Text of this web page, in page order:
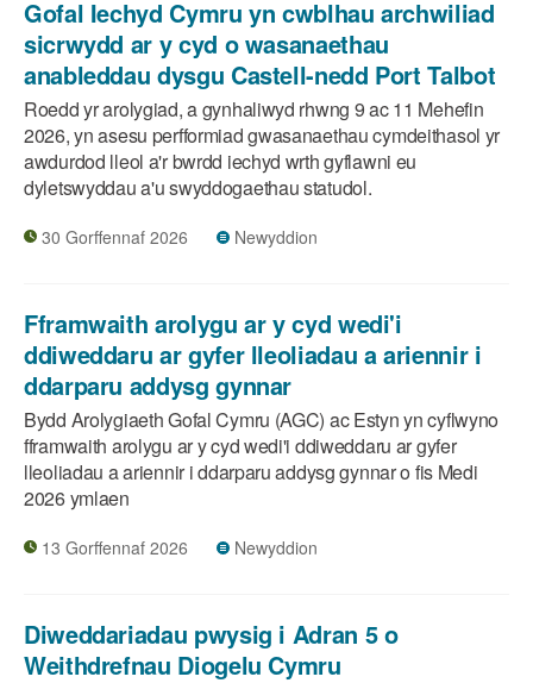
Gofal Iechyd Cymru yn cwblhau archwiliad
sicrwydd ar y cyd o wasanaethau
anableddau dysgu Castell-nedd Port Talbot
Roedd yr arolygiad, a gynhaliwyd rhwng 9 ac 11 Mehefin
2026, yn asesu perfformiad gwasanaethau cymdeithasol yr
awdurdod lleol a'r bwrdd iechyd wrth gyflawni eu
dyletswyddau a'u swyddogaethau statudol.
30 Gorffennaf 2026 Newyddion
Fframwaith arolygu ar y cyd wedi'i
ddiweddaru ar gyfer lleoliadau a ariennir i
ddarparu addysg gynnar
Bydd Arolygiaeth Gofal Cymru (AGC) ac Estyn yn cyflwyno
fframwaith arolygu ar y cyd wedi'i ddiweddaru ar gyfer
lleoliadau a ariennir i ddarparu addysg gynnar o fis Medi
2026 ymlaen
13 Gorffennaf 2026 Newyddion
Diweddariadau pwysig i Adran 5 o
Weithdrefnau Diogelu Cymru